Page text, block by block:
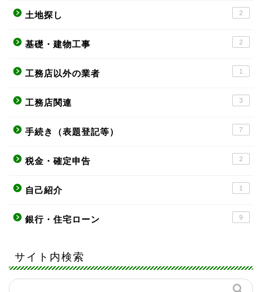
土地探し 2
基礎・建物工事 2
工務店以外の業者 1
工務店関連 3
手続き（表題登記等） 7
税金・確定申告 2
自己紹介 1
銀行・住宅ローン 9
サイト内検索